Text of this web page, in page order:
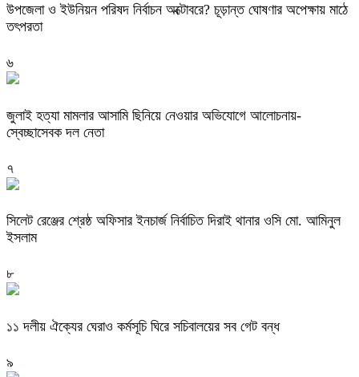
উপজেলা ও ইউনিয়ন পরিষদ নির্বাচন অক্টোবরে? চূড়ান্ত ঘোষণার অপেক্ষায় মাঠে
তৎপরতা
৬
জুলাই হত্যা মামলার আসামি ছিনিয়ে নেওয়ার অভিযোগে আলোচনায়-
স্বেচ্ছাসেবক দল নেতা
৭
‎সিলেট রেঞ্জের শ্রেষ্ঠ অফিসার ইনচার্জ নির্বাচিত দিরাই থানার ওসি মো. আমিনুল
ইসলাম
৮
‎১১ দলীয় ঐক্যের ঘেরাও কর্মসূচি ঘিরে সচিবালয়ের সব গেট বন্ধ
৯